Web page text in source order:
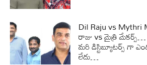
Dil Raju vs Mythri
రాజు vs మైత్రి
మరి డిస్టిబ్యూటర్స్ గా
లేదు…